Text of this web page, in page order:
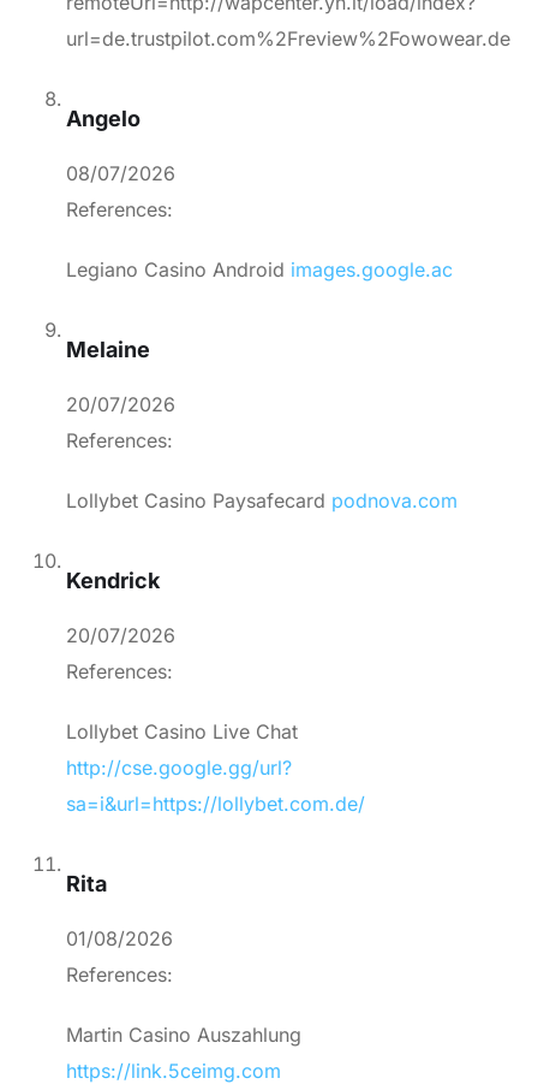
url=de.trustpilot.com%2Freview%2Fowowear.de
Angelo
08/07/2026
References:
Legiano Casino Android images.google.ac
Melaine
20/07/2026
References:
Lollybet Casino Paysafecard podnova.com
Kendrick
20/07/2026
References:
Lollybet Casino Live Chat
http://cse.google.gg/url?
sa=i&url=https://lollybet.com.de/
Rita
01/08/2026
References:
Martin Casino Auszahlung
https://link.5ceimg.com